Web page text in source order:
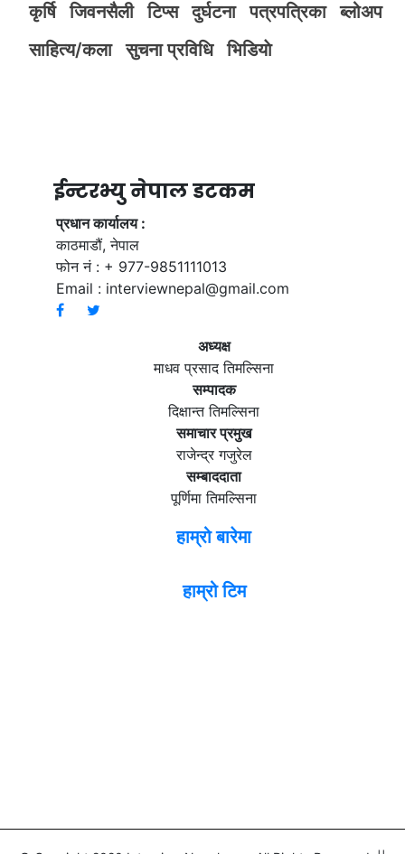
कृर्षि
जिवनसैली टिप्स दुर्घटना पत्रपत्रिका
ब्लोअप
साहित्य/कला
सुचना प्रविधि भिडियाे
ईन्टरभ्यु नेपाल डटकम
प्रधान कार्यालय :
काठमाडौं, नेपाल
फोन नं : + 977-9851111013
Email : interviewnepal@gmail.com
अध्यक्ष
माधव प्रसाद तिमल्सिना
सम्पादक
दिक्षान्त तिमल्सिना
समाचार प्रमुख
राजेन्द्र गजुरेल
सम्बाददाता
पूर्णिमा तिमल्सिना
हाम्रो बारेमा
हाम्रो टिम